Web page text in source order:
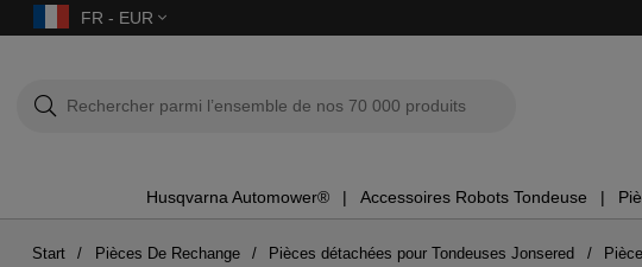
FR - EUR
Husqvarna Automower® Accessoires Robots Tondeuse
Start Pièces De Rechange Pièces détachées pour Tondeuses Jonsered